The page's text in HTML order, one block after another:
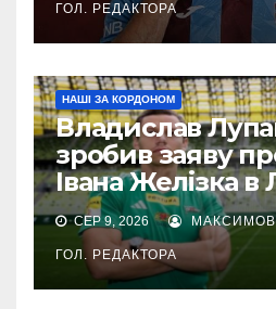
ГОЛ. РЕДАКТОРА
НАШІ ЗА КОРДОНОМ
Владислав
зробив заяву
Івана Желізка в
СЕР 9, 2026
ГОЛ. РЕДАКТОРА